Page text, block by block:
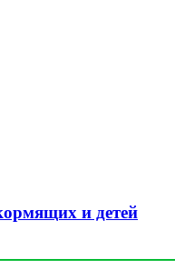
и детей